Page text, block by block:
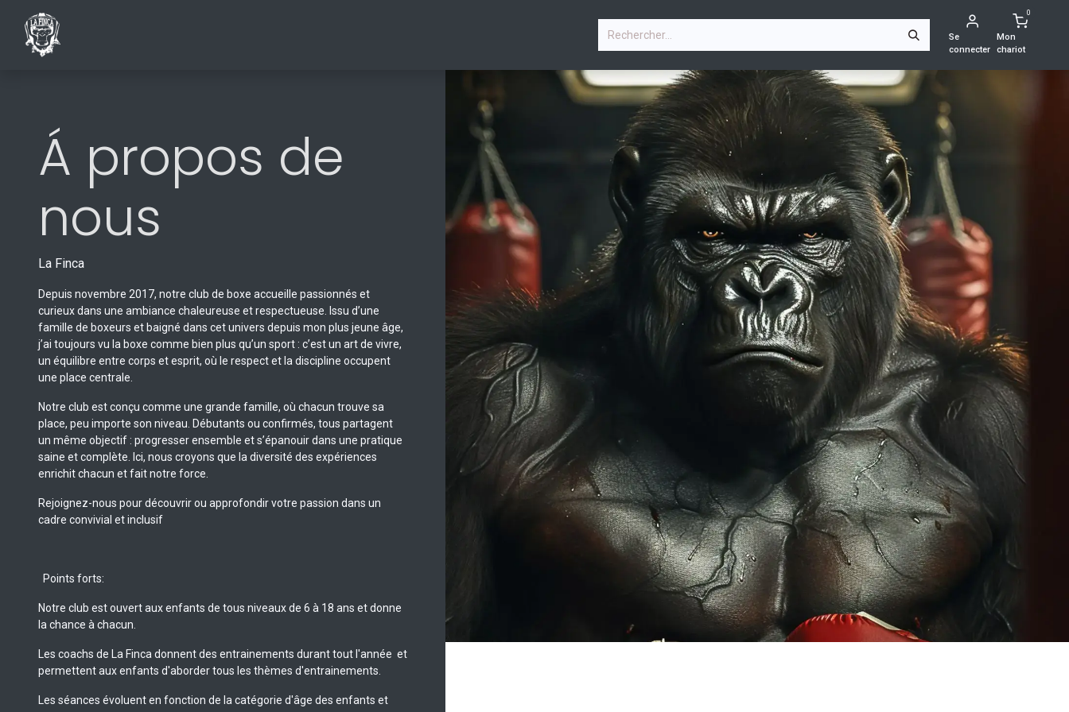
CONTACTEZ-NOUS
Se
connecter
0
Mon
chariot
Á propos de
nous
La Finca
Depuis novembre 2017, notre club de boxe accueille passionnés et
curieux dans une ambiance chaleureuse et respectueuse. Issu d’une
famille de boxeurs et baigné dans cet univers depuis mon plus jeune âge,
j’ai toujours vu la boxe comme bien plus qu’un sport : c’est un art de vivre,
un équilibre entre corps et esprit, où le respect et la discipline occupent
une place centrale.
Notre club est conçu comme une grande famille, où chacun trouve sa
place, peu importe son niveau. Débutants ou confirmés, tous partagent
un même objectif : progresser ensemble et s’épanouir dans une pratique
saine et complète. Ici, nous croyons que la diversité des expériences
enrichit chacun et fait notre force.
Rejoignez-nous pour découvrir ou approfondir votre passion dans un
cadre convivial et inclusif
Points forts:
Notre club est ouvert aux enfants de tous niveaux de 6 à 18 ans et donne
la chance à chacun.
Les coachs de La Finca donnent des entrainements durant tout l'année et
permettent aux enfants d'aborder tous les thèmes d'entrainements.
Les séances évoluent en fonction de la catégorie d'âge des enfants et